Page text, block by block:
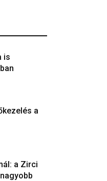
is
a
a Zirci